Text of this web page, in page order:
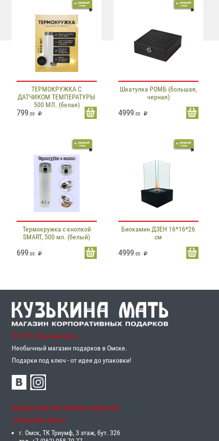
ТЕРМОКРУЖКА С
ДАТЧИКОМ ТЕМПЕРАТУРЫ
500 МЛ. (белая)
799 .00
Шкатулка РОМБ (большая,
черная)
4999.00
Термокружка с кнопкой
SMART, 500 мл. (белый)
699 .00
Биокамин ДЗЕН 16*16*26
см
4999.00
© 2015, Кузькина мать,
Необычный магазин подарков в Омске.
Подарки под ключ - от идеи до упаковки!
НЕОБЫЧНЫЕ МАГАЗИНЫ ПОДАРКОВ
«‎КУЗЬКИНА МАТЬ»‎:
г. Омск, ТК Триумф, 3 этаж, бут. 326